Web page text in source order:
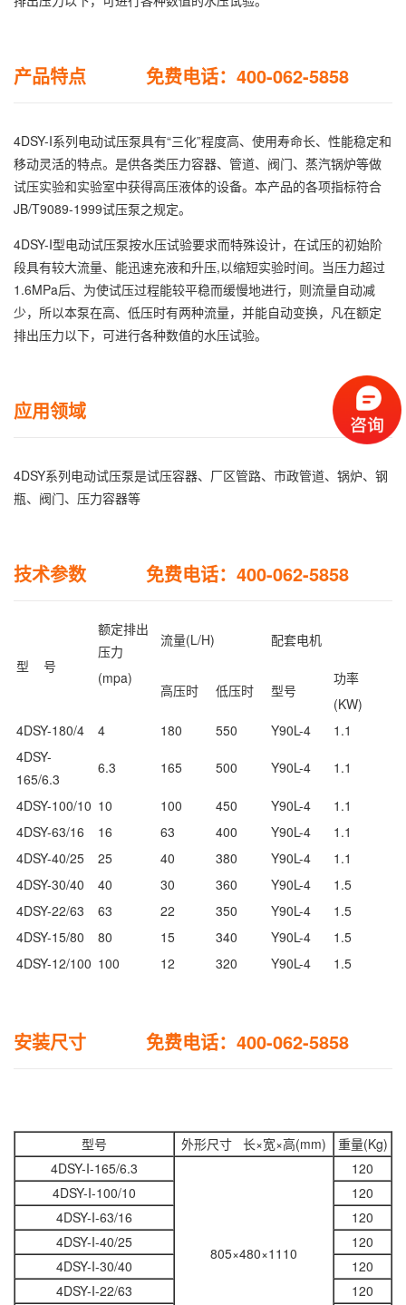
产品特点 免费电话：400-062-5858
4DSY-I系列电动试压泵具有“三化”程度高、使用寿命长、性能稳定和
移动灵活的特点。是供各类压力容器、管道、阀门、蒸汽锅炉等做
试压实验和实验室中获得高压液体的设备。本产品的各项指标符合
JB/T9089-1999试压泵之规定。
4DSY-I型电动试压泵按水压试验要求而特殊设计，在试压的初始阶
段具有较大流量、能迅速充液和升压,以缩短实验时间。当压力超过
1.6MPa后、为使试压过程能较平稳而缓慢地进行，则流量自动减
少，所以本泵在高、低压时有两种流量，并能自动变换，凡在额定
排出压力以下，可进行各种数值的水压试验。
应用领域
4DSY系列电动试压泵是试压容器、厂区管路、市政管道、锅炉、钢
瓶、阀门、压力容器等
技术参数 免费电话：400-062-5858
型 号
额定排出
压力
流量(L/H) 配套电机
(mpa)
高压时 低压时 型号
功率
(KW)
4DSY-180/4
4 180 550 Y90L-4
1.1
4DSY-
165/6.3
6.3 165 500 Y90L-4 1.1
4DSY-100/10 10 100 450 Y90L-4
1.1
4DSY-63/16
16 63 400 Y90L-4
1.1
4DSY-40/25
25 40 380 Y90L-4
1.1
4DSY-30/40
40 30 360 Y90L-4
1.5
4DSY-22/63
63 22 350 Y90L-4
1.5
4DSY-15/80
80 15 340 Y90L-4
1.5
4DSY-12/100 100 12 320 Y90L-4 1.5
安装尺寸 免费电话：400-062-5858
型号 外形尺寸 长×宽×高(mm)
重量(Kg)
4DSY-I-165/6.3
805×480×1110
120
4DSY-I-100/10
120
4DSY-I-63/16
120
4DSY-I-40/25
120
4DSY-I-30/40
120
4DSY-I-22/63
120